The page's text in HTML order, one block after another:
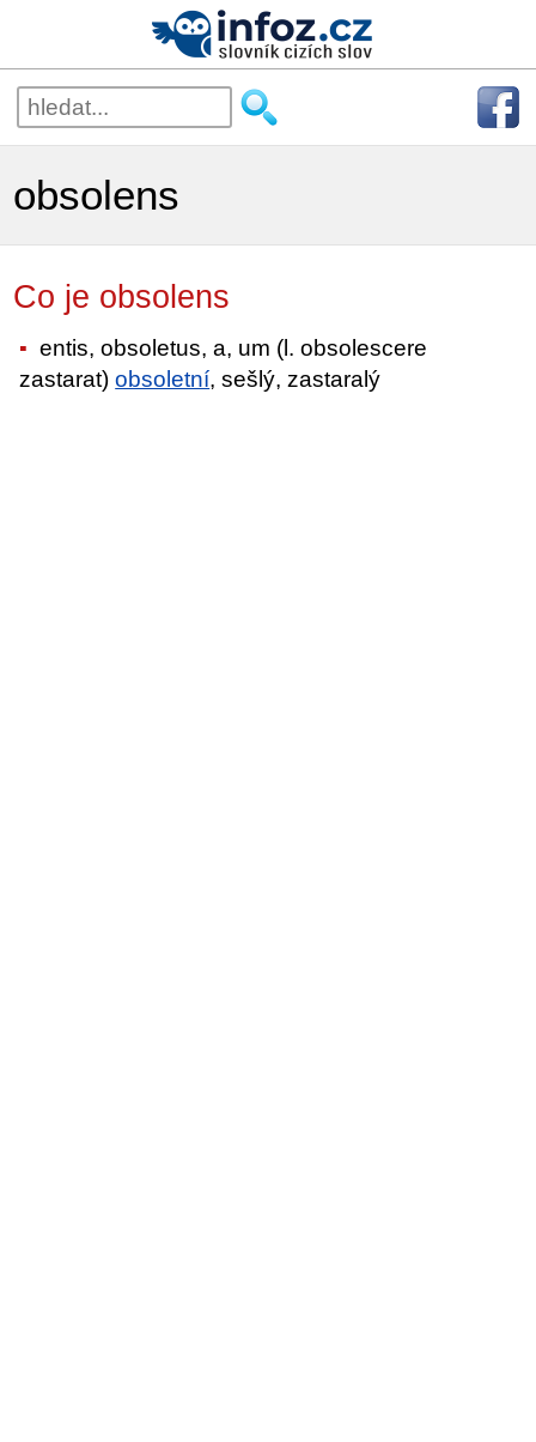
obsolens
Co je obsolens
entis, obsoletus, a, um (l. obsolescere
zastarat)obsoletní, sešlý, zastaralý